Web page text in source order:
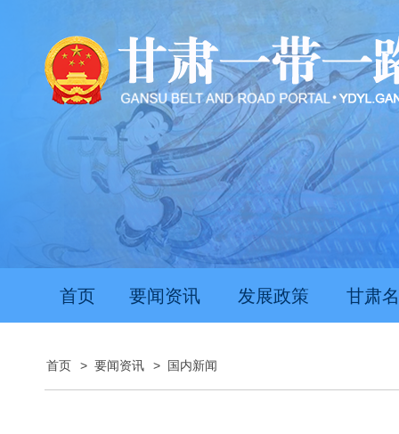
首页 要闻资讯 发展政策 甘肃
首页 > 要闻资讯 > 国内新闻